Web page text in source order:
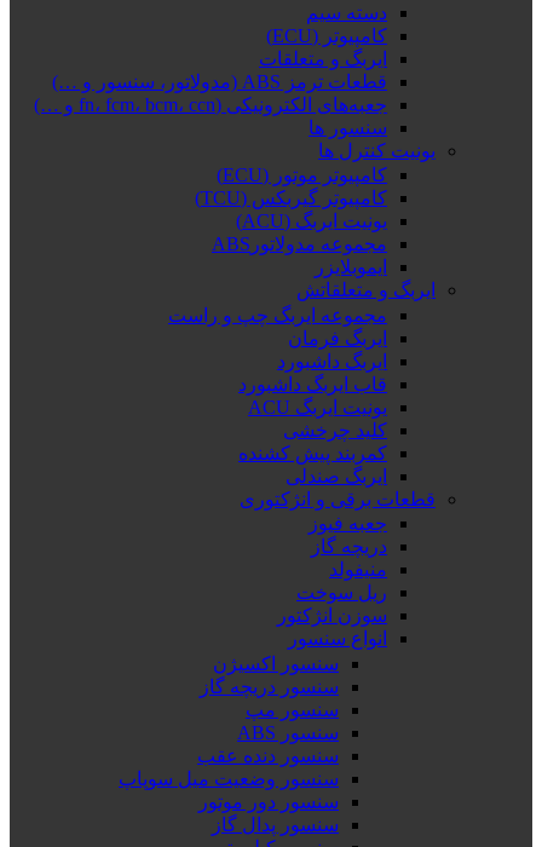
دسته سیم
کامپیوتر (ECU)
ایربگ و متعلقات
قطعات ترمز ABS (مدولاتور، سنسور و …)
جعبه‌های الکترونیکی (fn، fcm، bcm، ccn و …)
سنسور ها
یونیت کنترل ها
کامپیوتر موتور (ECU)
کامپیوتر گیربکس (TCU)
یونیت ایربگ (ACU)
مجموعه مدولاتورABS
ایموبلایزر
ایربگ و متعلقاتش
مجموعه ایربگ چپ و راست
ایربگ فرمان
ایربگ داشبورد
قاب ایربگ داشبورد
یونیت ایربگ ACU
کلید چرخشی
کمربند پیش کشنده
ایربگ صندلی
قطعات برقی و انژکتوری
جعبه فیوز
دریچه گاز
منیفولد
ریل سوخت
سوزن انژکتور
انواع سنسور
سنسور اکسیژن
سنسور دریچه گاز
سنسور مپ
سنسور ABS
سنسور دنده عقب
سنسور وضعیت میل سوپاپ
سنسور دور موتور
سنسور پدال گاز